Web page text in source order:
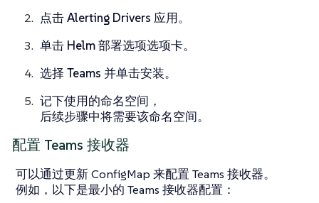
点击Alerting Drivers 应用。
单击 Helm 部署选项选项卡。
选择 Teams 并单击安装。
记下使用的命名空间，
后续步骤中将需要该命名空间。
配置 Teams 接收器
可以通过更新 ConfigMap 来配置 Teams 接收器。
例如，以下是最小的 Teams 接收器配置：